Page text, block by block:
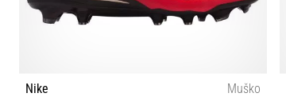
Nike
Muško